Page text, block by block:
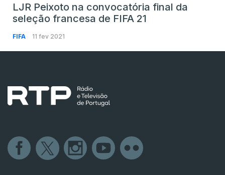
LJR Peixoto na convocatória final da
seleção francesa de FIFA 21
FIFA 11 fev 2021